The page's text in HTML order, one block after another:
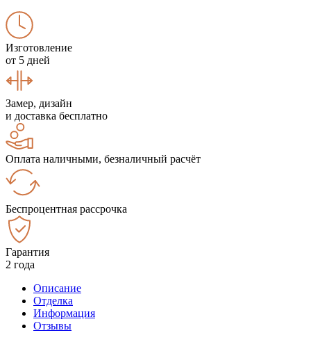
Изготовление
от 5 дней
Замер, дизайн
и доставка бесплатно
Оплата наличными, безналичный расчёт
Беспроцентная рассрочка
Гарантия
2 года
Описание
Отделка
Информация
Отзывы